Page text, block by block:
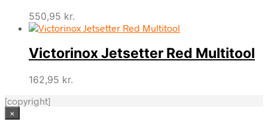
550,95 kr.
Victorinox Jetsetter Red Multitool
162,95 kr.
[copyright]
×